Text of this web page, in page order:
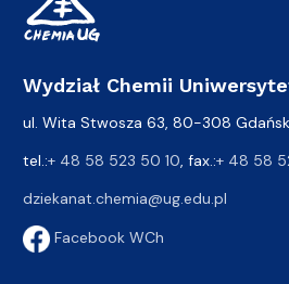
Wydział Chemii
ul. Wita Stwosza 63, 80-308 Gdańsk
tel.:+ 48 58 523 50 10 , fax.:+ 48 58
dziekanat.chemia@ug.edu.pl
Facebook WCh